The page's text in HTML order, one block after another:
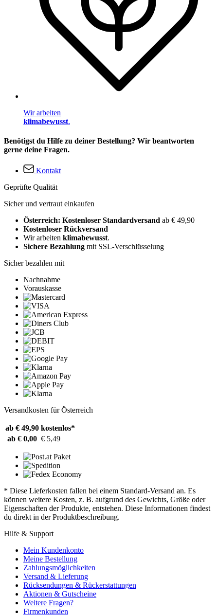
Wir arbeiten
klimabewusst.
Benötigst du Hilfe zu deiner Bestellung? Wir beantworten
gerne deine Fragen.
Kontakt
Geprüfte Qualität
Sicher und vertraut einkaufen
Österreich: Kostenloser Standardversand ab € 49,90
Kostenloser Rückversand
Wir arbeiten klimabewusst.
Sichere Bezahlung mit SSL-Verschlüsselung
Sicher bezahlen mit
Nachnahme
Vorauskasse
Versandkosten für Österreich
ab € 49,90 kostenlos*
ab € 0,00 € 5,49
* Diese Lieferkosten fallen bei einem Standard-Versand an. Es
können weitere Kosten, z. B. aufgrund des Gewichts, Größe oder
Eigenschaften der Produkte, entstehen. Diese Informationen findest
du direkt in der Produktbeschreibung.
Hilfe & Support
Mein Kundenkonto
Meine Bestellung
Zahlungsmöglichkeiten
Versand & Lieferung
Rücksendungen & Rückerstattungen
Aktionen & Gutscheine
Weitere Fragen?
Firmenkunden